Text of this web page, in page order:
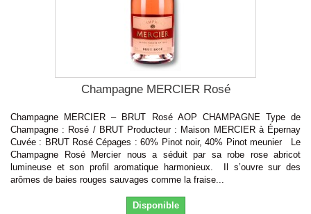
Champagne MERCIER Rosé
Champagne MERCIER – BRUT Rosé AOP CHAMPAGNE Type de
Champagne : Rosé / BRUT Producteur : Maison MERCIER à Épernay
Cuvée : BRUT Rosé Cépages : 60% Pinot noir, 40% Pinot meunier Le
Champagne Rosé Mercier nous a séduit par sa robe rose abricot
lumineuse et son profil aromatique harmonieux. Il s’ouvre sur des
arômes de baies rouges sauvages comme la fraise...
Disponible